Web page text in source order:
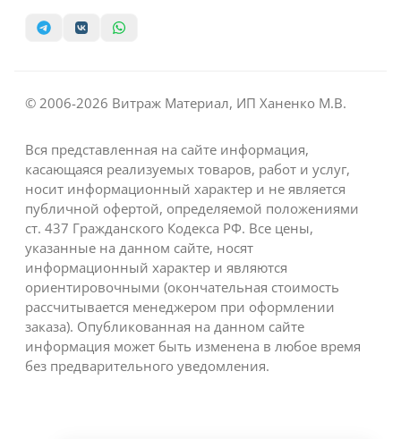
© 2006-2026 Витраж Материал, ИП Ханенко М.В.
Вся представленная на сайте информация,
касающаяся реализуемых товаров, работ и услуг,
носит информационный характер и не является
публичной офертой, определяемой положениями
ст. 437 Гражданского Кодекса РФ. Все цены,
указанные на данном сайте, носят
информационный характер и являются
ориентировочными (окончательная стоимость
рассчитывается менеджером при оформлении
заказа). Опубликованная на данном сайте
информация может быть изменена в любое время
без предварительного уведомления.